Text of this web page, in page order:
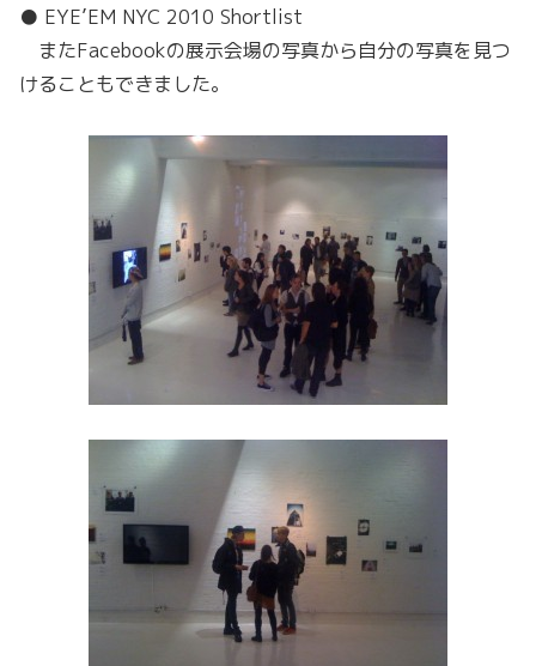
● EYE’EM NYC 2010 Shortlist
またFacebookの展示会場の写真から自分の写真を見つ
けることもできました。